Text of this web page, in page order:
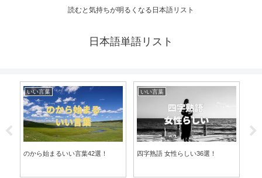
読むと気持ちが明るくなる日本語リスト
日本語単語リスト
いい言葉
のから始まるいい言葉42選！
いい言葉
四字熟語 女性らしい36選！